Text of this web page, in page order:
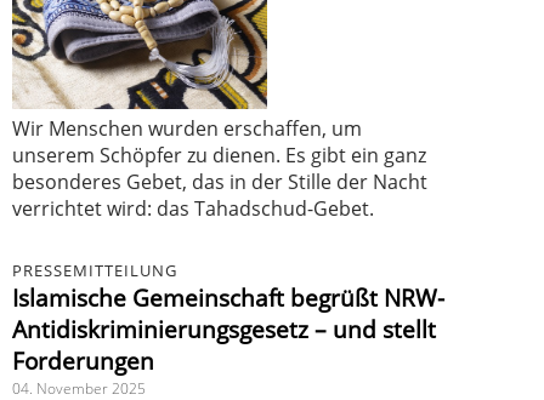
Wir Menschen wurden erschaffen, um
unserem Schöpfer zu dienen. Es gibt ein ganz
besonderes Gebet, das in der Stille der Nacht
verrichtet wird: das Tahadschud-Gebet.
PRESSEMITTEILUNG
Islamische Gemeinschaft begrüßt NRW-
Antidiskriminierungsgesetz – und stellt
Forderungen
04. November 2025